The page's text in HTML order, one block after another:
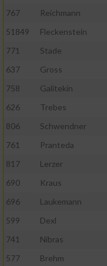
767
Reichmann
51849
Fleckenstein
771
Stade
637
Gross
758
Galitekin
626
Trebes
806
Schwendner
761
Pranteda
817
Lerzer
690
Kraus
696
Laukemann
599
Dexl
741
Nibras
577
Brehm